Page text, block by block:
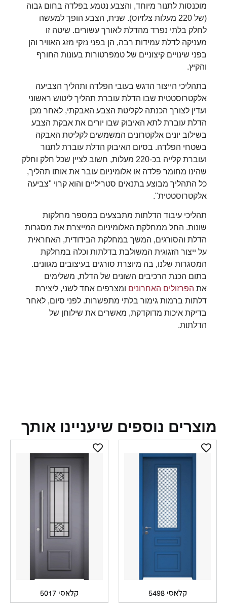
מוכנסות לתנור מיוחד, והצבע נטמע בפלדה בחום גבוה
(של 220 מעלות צלזיוס). שנית, הצבע הופך למעשה
לחלק בלתי נפרד מהדלת לאורך עשורים. שיטה זו
מעניקה לדלת עמידות רבה, הן בפני נזקי מזג האוויר והן
בפני שינויים קיצוניים של טמפרטורות בעונות החורף
בתהליכי הייצור הדגש בעובי הפלדה ותהליך הצביעה
אלקטרוסטטית שבו הדלת עוברת תהליך ליטוש ראשוני
ועדין לצורך הכנתה לקליטת הצבע האבקתי, לאחר מכן
הדלת עוברת לתא האיבוק שבו יורים את אבקת הצבע
בשילוב יונים אלקטרונים המשמשים לקליטת האבקה
בשטחי הפלדה. בסיום האיבוק הדלת עוברת לתנור
ועוברת קלייה בכ-220 מעלות, חשוב לציין שכל חלק וחלק
שהינו מחומר פלדה או אלומיניום עובר את אותו תהליך,
כל התהליך מבוצע בתנאים סטריליים והוא קרוי "צביעה
אלקטרוסטטית".
תהליכי עיבוד הדלתות מתבצעים במספר מחלקות
שונות. החל ממחלקת האלומיניום המייצרת את מסגרות
הדלת והסורגים, המשך במחלקת הבידודית, האחראית
על ייצור הזגוגית המשולבת בדלתות וכלה במחלקת
המסגרות שלנו, בה מיוצרת סורגים בעיצובים מגוונים.
בתום הכנת הרכיבים השונים של הדלת, משלימים
הפרזולים האחרוניםומצרפים אחד לשני, ליצירת
דלתות ברמות גימור בלתי מתפשרות. לפני סיום, לאחר
בדיקת איכות מדוקדקת, מאשרים את שילוחן של
הדלתות.
נוספים שיעניינו אותך
קלאסי 5498 קלאסי 5017